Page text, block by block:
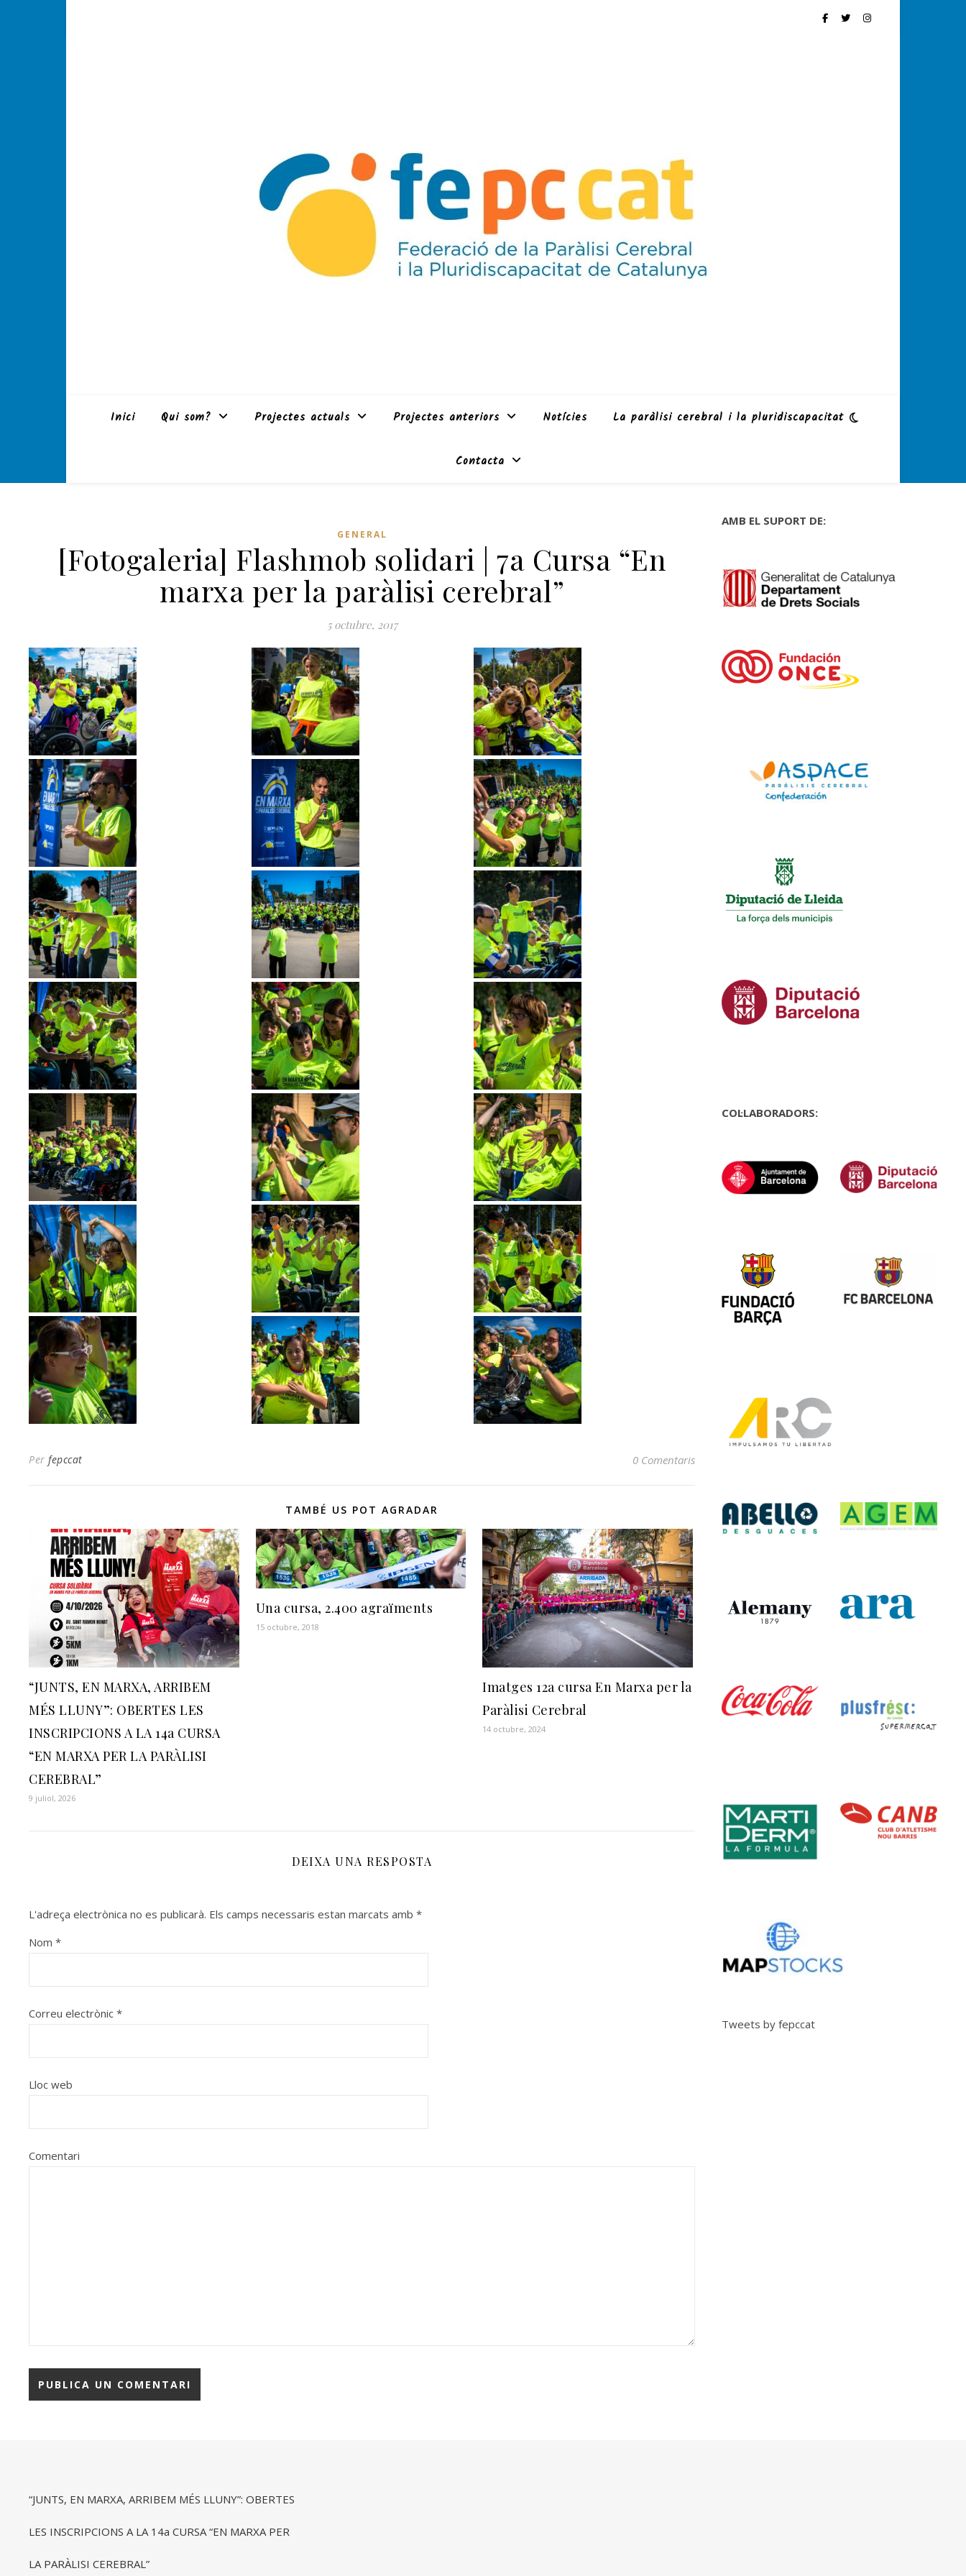
Inici Qui som? Projectes actuals Projectes anteriors Notícies La paràlisi cerebral i la pluridiscapacitat
Contacta
GENERAL
[Fotogaleria] Flashmob solidari | 7a Cursa “En
marxa per la paràlisi cerebral”
5 octubre, 2017
Per fepccat 0 Comentaris
TAMBÉ US POT AGRADAR
“JUNTS, EN MARXA, ARRIBEM
MÉS LLUNY”: OBERTES LES
INSCRIPCIONS A LA 14a CURSA
“EN MARXA PER LA PARÀLISI
CEREBRAL”
9 juliol, 2026
Una cursa, 2.400 agraïments
15 octubre, 2018
Imatges 12a cursa En Marxa per la
Paràlisi Cerebral
14 octubre, 2024
DEIXA UNA RESPOSTA
L'adreça electrònica no es publicarà. Els camps necessaris estan marcats amb *
Nom *
Correu electrònic *
Lloc web
Comentari
AMB EL SUPORT DE:
COL·LABORADORS:
Tweets by fepccat
“JUNTS, EN MARXA, ARRIBEM MÉS LLUNY”: OBERTES
LES INSCRIPCIONS A LA 14a CURSA “EN MARXA PER
LA PARÀLISI CEREBRAL”